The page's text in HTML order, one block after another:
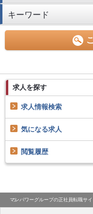
キーワード
求人を探す
求人情報検索
気になる求人
閲覧履歴
マンパワーグループの正社員転職サイ